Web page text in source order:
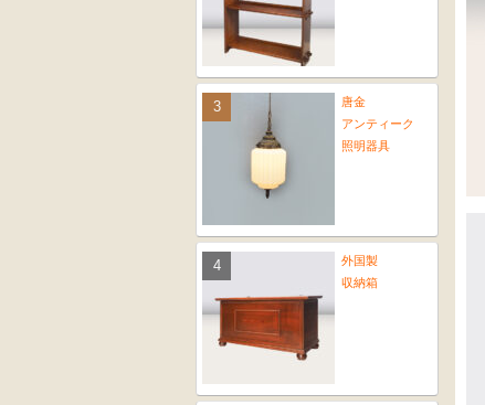
唐金
アンティーク
照明器具
外国製
収納箱